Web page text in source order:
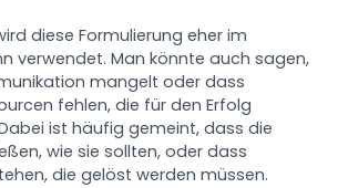
diese Formulierung eher im
verwendet. Man könnte auch sagen,
mangelt oder dass
fehlen, die für den Erfolg
ist häufig gemeint, dass die
wie sie sollten, oder dass
die gelöst werden müssen.